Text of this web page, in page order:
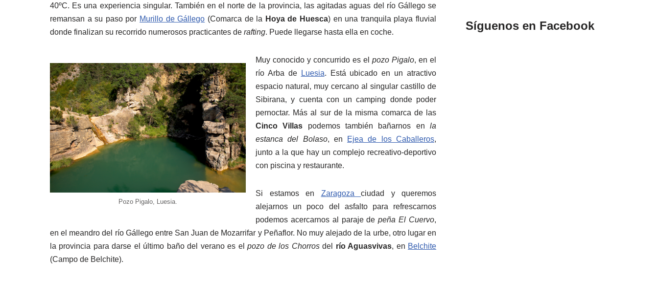
40ºC. Es una experiencia singular. También en el norte de la provincia, las agitadas aguas del río Gállego se
remansan a su paso por Murillo de Gállego (Comarca de la Hoya de Huesca) en una tranquila playa fluvial
donde finalizan su recorrido numerosos practicantes de rafting. Puede llegarse hasta ella en coche.
Pozo Pigalo, Luesia.
Muy conocido y concurrido es el pozo Pigalo, en el
río Arba de
Luesia. Está ubicado en un atractivo
espacio natural, muy cercano al singular castillo de
Sibirana, y cuenta con un camping donde poder
pernoctar. Más al sur de la misma comarca de las
Cinco Villas podemos también bañarnos enla
estanca del Bolaso, en Ejea de los Caballeros,
junto a la que hay un complejo recreativo-deportivo
con piscina y restaurante.
Si estamos en Zaragoza ciudad y queremos
alejarnos un poco del asfalto para refrescarnos
podemos acercarnos al paraje depeña El Cuervo,
en el meandro del río Gállego entre San Juan de Mozarrifar y Peñaflor. No muy alejado de la urbe, otro lugar en
la provincia para darse el último baño del verano es elpozo de los Chorrosdel río Aguasvivas, en Belchite
(Campo de Belchite).
Síguenos en Facebook